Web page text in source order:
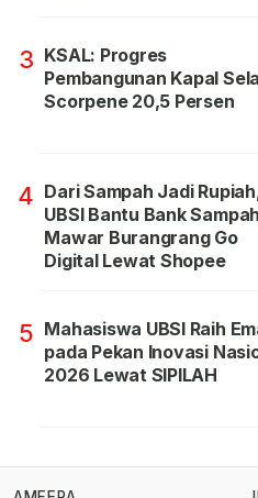
3 KSAL: Progres
Pembangunan Kapal
Scorpene 20,5 Persen
4 Dari Sampah Jadi
UBSI Bantu Bank Sampah
Mawar Burangrang Go
Digital Lewat Shopee
5 Mahasiswa UBSI Raih
pada Pekan Inovasi
2026 Lewat SIPILAH